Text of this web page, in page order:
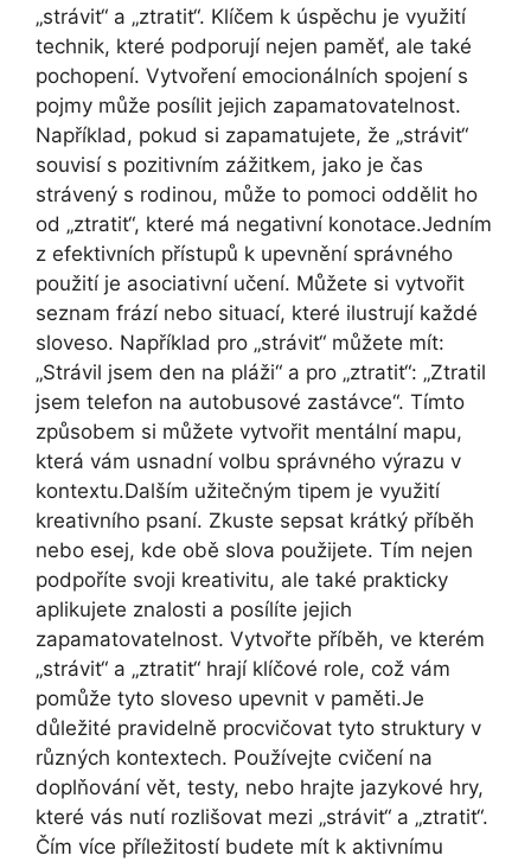
„strávit“ a „ztratit“. Klíčem k úspěchu je využití
technik, které podporují nejen paměť, ale také
pochopení. Vytvoření emocionálních spojení s
pojmy může posílit jejich zapamatovatelnost.
Například, pokud si zapamatujete, že „strávit“
souvisí s pozitivním zážitkem, jako je čas
strávený s rodinou, může to pomoci oddělit ho
od „ztratit“, které má negativní konotace.Jedním
z efektivních přístupů k upevnění správného
použití je asociativní učení. Můžete si vytvořit
seznam frází nebo situací, které ilustrují každé
sloveso. Například pro „strávit“ můžete mít:
„Strávil jsem den na pláži“ a pro „ztratit“: „Ztratil
jsem telefon na autobusové zastávce“. Tímto
způsobem si můžete vytvořit mentální mapu,
která vám usnadní volbu správného výrazu v
kontextu.Dalším užitečným tipem je využití
kreativního psaní. Zkuste sepsat krátký příběh
nebo esej, kde obě slova použijete. Tím nejen
podpoříte svoji kreativitu, ale také prakticky
aplikujete znalosti a posílíte jejich
zapamatovatelnost. Vytvořte příběh, ve kterém
„strávit“ a „ztratit“ hrají klíčové role, což vám
pomůže tyto sloveso upevnit v paměti.Je
důležité pravidelně procvičovat tyto struktury v
různých kontextech. Používejte cvičení na
doplňování vět, testy, nebo hrajte jazykové hry,
které vás nutí rozlišovat mezi „strávit“ a „ztratit“.
Čím více příležitostí budete mít k aktivnímu